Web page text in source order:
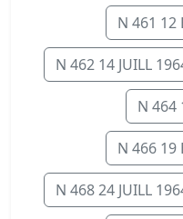
N 461 12
N 462 14 JUILL
N 464
N 466 19
N 468 24 JUILL